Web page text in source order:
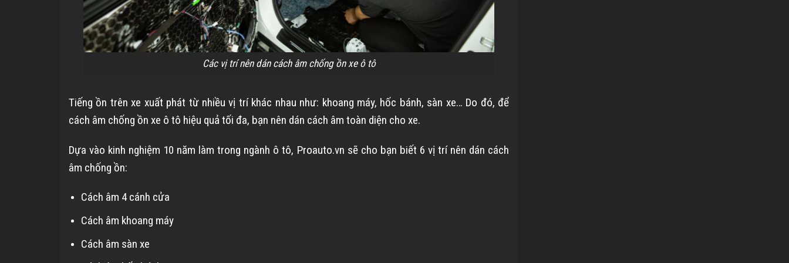
Các vị trí nên dán cách âm chống ồn xe ô tô
Tiếng ồn trên xe xuất phát từ nhiều vị trí khác nhau như: khoang máy, hốc bánh, sàn xe… Do đó, để
cách âm chống ồn xe ô tô hiệu quả tối đa, bạn nên dán cách âm toàn diện cho xe.
Dựa vào kinh nghiệm 10 năm làm trong ngành ô tô, Proauto.vn sẽ cho bạn biết 6 vị trí nên dán cách
âm chống ồn:
Cách âm 4 cánh cửa
Cách âm khoang máy
Cách âm sàn xe